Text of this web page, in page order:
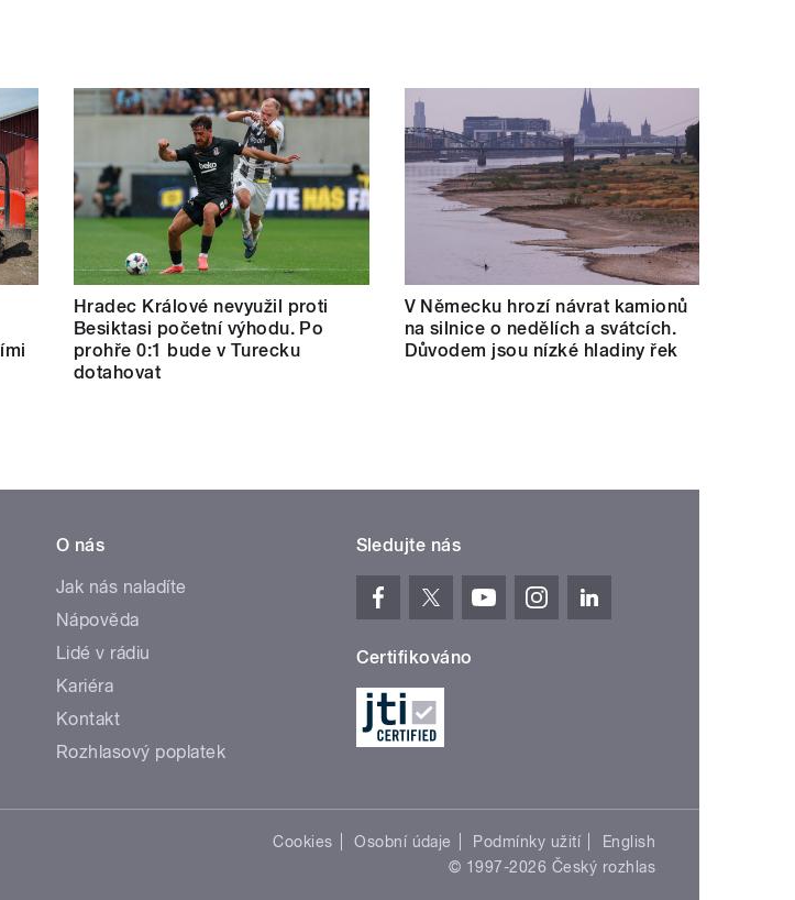
Hradec Králové nevyužil proti
Besiktasi početní výhodu. Po
prohře 0:1 bude v Turecku
dotahovat
V Německu hrozí návrat kamionů
na silnice o nedělích a svátcích.
Důvodem jsou nízké hladiny řek
O nás
Jak nás naladíte
Nápověda
Lidé v rádiu
Kariéra
Kontakt
Rozhlasový poplatek
Sledujte nás
Certifikováno
Cookies Osobní údaje Podmínky užití
English
© 1997-2026 Český rozhlas